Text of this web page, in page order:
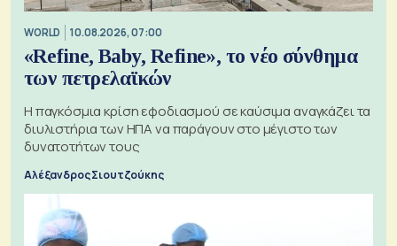
WORLD 10.08.2026, 07:00
«Refine, Baby, Refine», το νέο σύνθημα
των πετρελαϊκών
Η παγκόσμια κρίση εφοδιασμού σε καύσιμα αναγκάζει τα
διυλιστήρια των ΗΠΑ να παράγουν στο μέγιστο των
δυνατοτήτων τους
Αλέξανδρος Σιουτζούκης